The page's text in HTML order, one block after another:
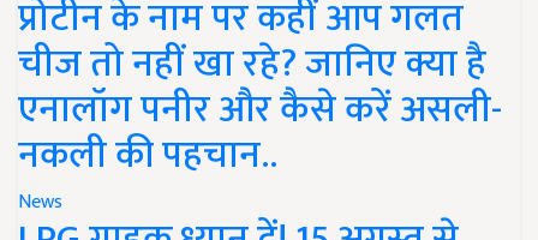
प्रोटीन के नाम पर कहीं आप गलत
चीज तो नहीं खा रहे? जानिए क्या है
एनालॉग पनीर और कैसे करें असली-
नकली की पहचान..
News